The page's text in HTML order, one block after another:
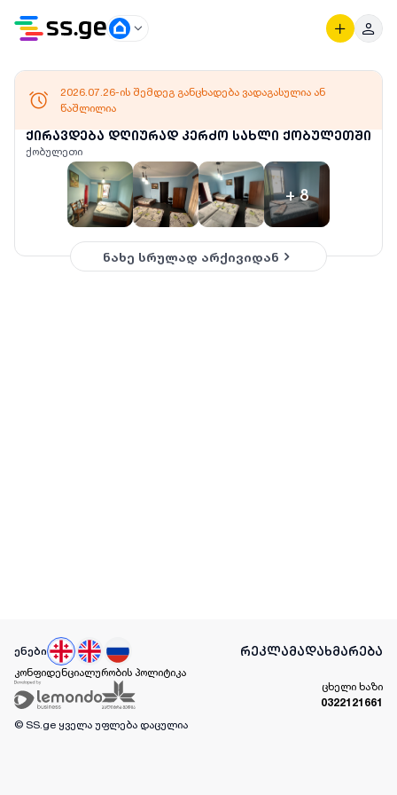
ქირავდება დღიურად კერძო სახლი ქობულეთში
ქობულეთი
+8
2026.07.26-ის შემდეგ განცხადება ვადაგასულია ან
წაშლილია
ნახე სრულად არქივიდან
ენები რეკლამადახმარება
კონფიდენციალურობის პოლიტიკა
ცხელი ხაზი
0322121661
© SS.ge ყველა უფლება დაცულია